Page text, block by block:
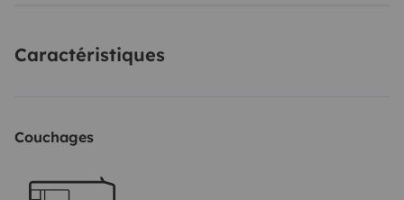
Caractéristiques
Couchages